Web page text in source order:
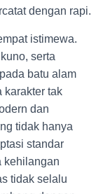
dengan rapi.
istimewa.
serta
batu alam
karakter tak
dan
tidak hanya
standar
kehilangan
tidak selalu